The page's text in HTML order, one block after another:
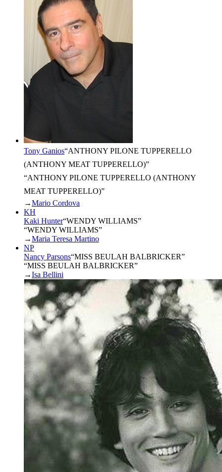
Tony Ganios“ANTHONY PILONE TUPPERELLO
(ANTHONY MEAT TUPPERELLO)”
“ANTHONY PILONE TUPPERELLO (ANTHONY
MEAT TUPPERELLO)”
→Mario Cordova
KH
Kaki Hunter“WENDY WILLIAMS”
“WENDY WILLIAMS”
→Maria Teresa Martino
NP
Nancy Parsons“MISS BEULAH BALBRICKER”
“MISS BEULAH BALBRICKER”
→Isa Bellini